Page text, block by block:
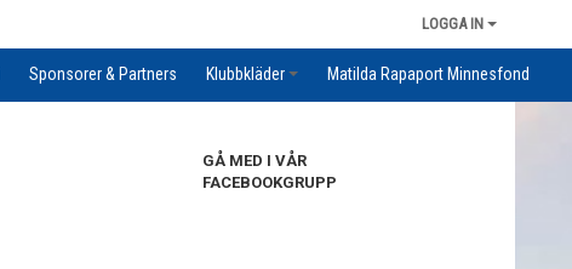
LOGGA IN
Sponsorer & Partners Klubbkläder Matilda Rapaport Minnesfond
GÅ MED I VÅR
FACEBOOKGRUPP